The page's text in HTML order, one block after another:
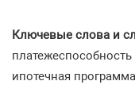
Ключевые слова и
ипотечная